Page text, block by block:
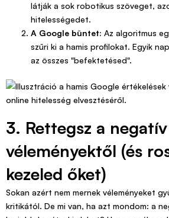
látják a sok robotikus szöveget,
hitelességedet.
A Google büntet: Az algoritmus
szűri ki a hamis profilokat. Egyik
az összes "befektetésed".
3. Rettegsz a negatív
véleményektől (és
kezeled őket)
Sokan azért nem mernek véleményeket
kritikától. De mi van, ha azt mondom: a